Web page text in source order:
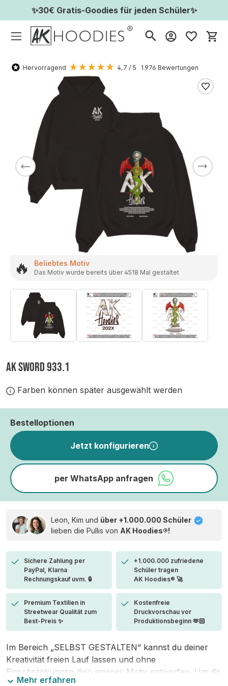
✨30€ Gratis-Goodies für jeden Schüler✨
Hervorragend 4,7 / 5 1.976 Bewertungen
🔥 Beliebtes Motiv
Das Motiv wurde bereits über 4518 Mal gestaltet
AK SWORD 933.1
Farben können später ausgewählt werden
Bestelloptionen
Jetzt konfigurieren
per WhatsApp anfragen
Leon, Kim und über +1.000.000 Schüler
lieben die Pullis von AK Hoodies®!
Sichere Zahlung per
PayPal, Klarna
Rechnungskauf uvm. 🔒
+1.000.000 zufriedene
Schüler tragen
AK Hoodies® 🚀
Premium Textilien in
Streetwear Qualität zum
Best-Preis ✨
Kostenfreie
Druckvorschau vor
Produktionsbeginn 🫶🏻
Im Bereich „SELBST GESTALTEN“ kannst du deiner
Kreativität freien Lauf lassen und ohne
Einschränkungen dein eigenes Motiv entwerfen. Um dir
Mehr erfahren